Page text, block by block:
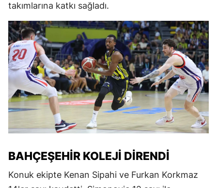
takımlarına katkı sağladı.
BAHÇEŞEHIR KOLEJI DIRENDI
Konuk ekipte Kenan Sipahi ve Furkan Korkmaz